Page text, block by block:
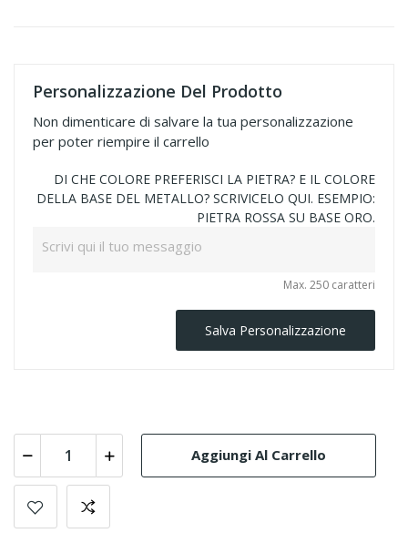
Personalizzazione Del Prodotto
Non dimenticare di salvare la tua personalizzazione
per poter riempire il carrello
DI CHE COLORE PREFERISCI LA PIETRA? E IL COLORE
DELLA BASE DEL METALLO? SCRIVICELO QUI. ESEMPIO:
PIETRA ROSSA SU BASE ORO.
Max. 250 caratteri
Salva Personalizzazione
Aggiungi Al Carrello